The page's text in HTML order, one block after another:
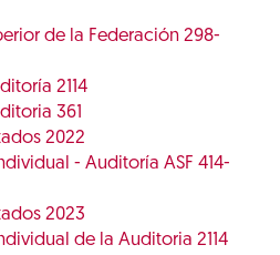
de la Federación 298-
2114
361
2022
- Auditoría ASF 414-
2023
de la Auditoria 2114